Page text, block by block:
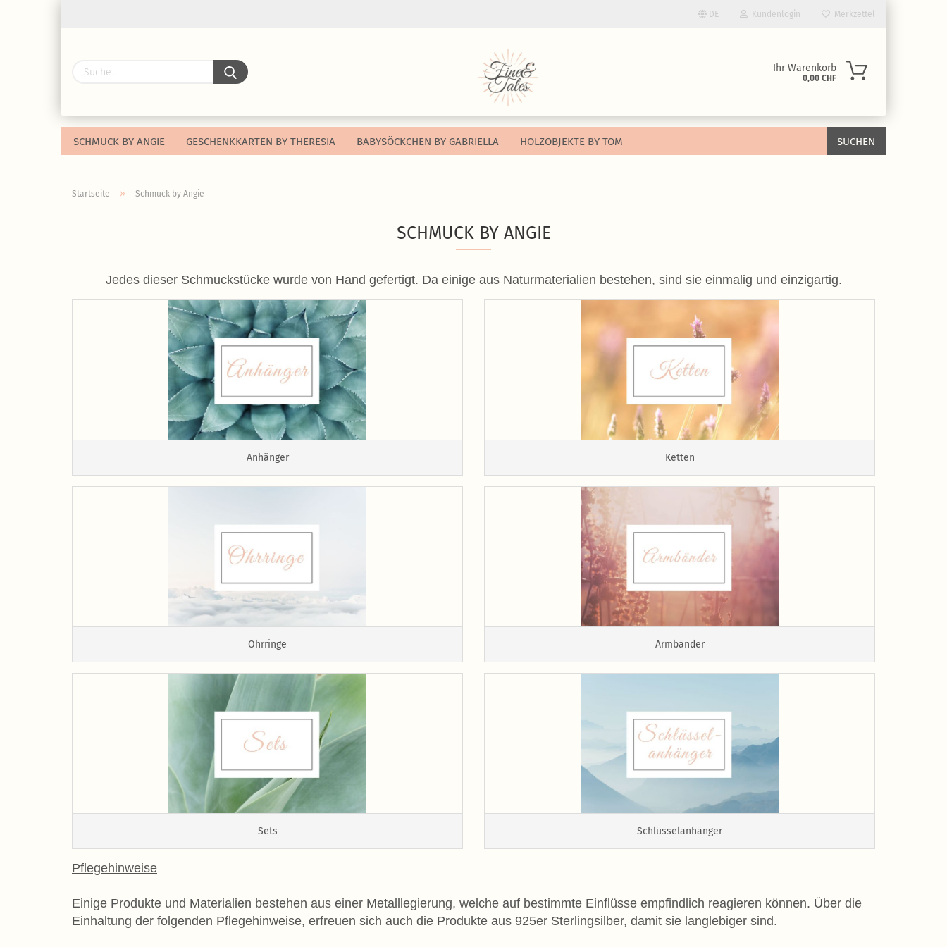
DE
Lieferland
Kundenlogin Merkzettel
Ihr Warenkorb
0,00 CHF
SCHMUCK BY ANGIE GESCHENKKARTEN BY THERESIA BABYSÖCKCHEN BY GABRIELLA HOLZOBJEKTE BY TOM SUCHEN
Startseite » Schmuck by Angie
SCHMUCK BY ANGIE
Jedes dieser Schmuckstücke wurde von Hand gefertigt. Da einige aus Naturmaterialien bestehen, sind sie einmalig und einzigartig.
Anhänger Ketten
Ohrringe Armbänder
Sets Schlüsselanhänger
Pflegehinweise
Einige Produkte und Materialien bestehen aus einer Metalllegierung, welche auf bestimmte Einflüsse empfindlich reagieren können. Über die
Einhaltung der folgenden Pflegehinweise, erfreuen sich auch die Produkte aus 925er Sterlingsilber, damit sie langlebiger sind.